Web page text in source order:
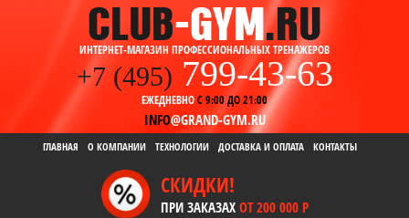
ИНТЕРНЕТ-МАГАЗИН ПРОФЕССИОНАЛЬНЫХ ТРЕНАЖЕРОВ
+7 (495) 799-43-63
ЕЖЕДНЕВНОС 9:00 ДО 21:00
INFO@GRAND-GYM.RU
ГЛАВНАЯ О КОМПАНИИ ТЕХНОЛОГИИ ДОСТАВКА И ОПЛАТА КОНТАКТЫ
СКИДКИ!
ПРИ ЗАКАЗАХ ОТ 200 000 Р